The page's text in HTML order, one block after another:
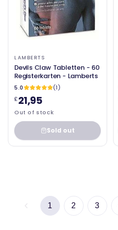
LAMBERTS
Devils Claw Tabletten - 60
Registerkarten - Lamberts
5.0
(1)
£21,95
Out of stock
Sold out
1 2 3